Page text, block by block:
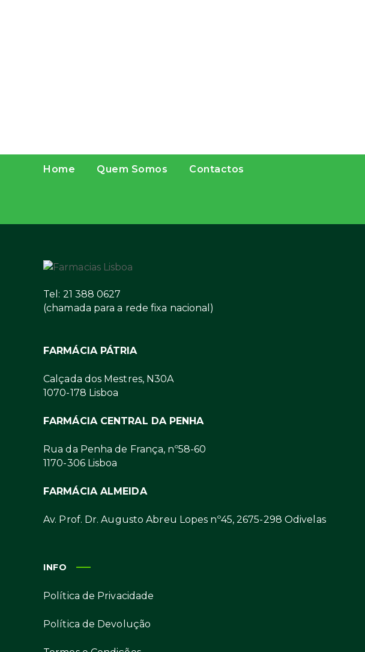
Home Quem Somos Contactos
Tel: 21 388 0627
(chamada para a rede fixa nacional)
FARMÁCIA PÁTRIA
Calçada dos Mestres, N30A
1070-178 Lisboa
FARMÁCIA CENTRAL DA PENHA
Rua da Penha de França, nº58-60
1170-306 Lisboa
FARMÁCIA ALMEIDA
Av. Prof. Dr. Augusto Abreu Lopes nº45, 2675-298 Odivelas
INFO
Política de Privacidade
Política de Devolução